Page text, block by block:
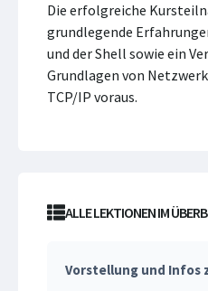
Die erfolgreiche
grundlegende
und der Shell sowie ein
Grundlagen von
TCP/IP voraus.
ALLE LEKTIONEN IM
Vorstellung und Infos